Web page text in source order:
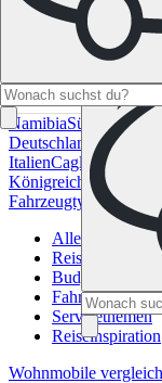
NamibiaSüdafrikaAlle
Deutschland
Berlin
ItalienCagliari Florenz
Königreich Edinburgh
Fahrzeugtypen
Alle Beiträge
Reiseplanung
Budgetplanung
Fahrzeug
Servicethemen
Reiseinspiration
Wohnmobile